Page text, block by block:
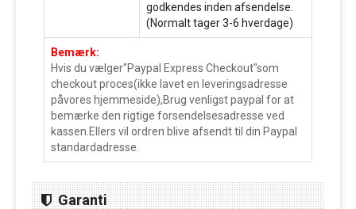
godkendes inden afsendelse.
(Normalt tager 3-6 hverdage)
Bemærk:
Hvis du vælger"Paypal Express Checkout"som
checkout proces(ikke lavet en leveringsadresse
påvores hjemmeside),Brug venligst paypal for at
bemærke den rigtige forsendelsesadresse ved
kassen.Ellers vil ordren blive afsendt til din Paypal
standardadresse.
Garanti